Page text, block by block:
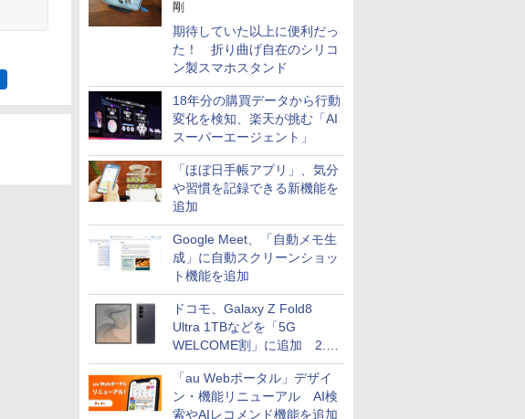
剛
期待していた以上に便利だっ
た！ 折り曲げ自在のシリコ
ン製スマホスタンド
18年分の購買データから行動
変化を検知、楽天が挑む「AI
スーパーエージェント」
「ほぼ日手帳アプリ」、気分
や習慣を記録できる新機能を
追加
Google Meet、「自動メモ生
成」に自動スクリーンショッ
ト機能を追加
ドコモ、Galaxy Z Fold8
Ultra 1TBなどを「5G
WELCOME割」に追加 2.2
万円引き
「au Webポータル」デザイ
ン・機能リニューアル AI検
索やAIレコメンド機能を追加